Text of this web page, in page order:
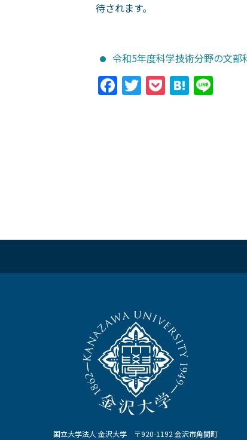
待されます。
令和5年度科学技術分野の文
Facebook
Twitter
PocketHatena
国立大学法人 金沢大学 〒920-1192 金沢市角間町